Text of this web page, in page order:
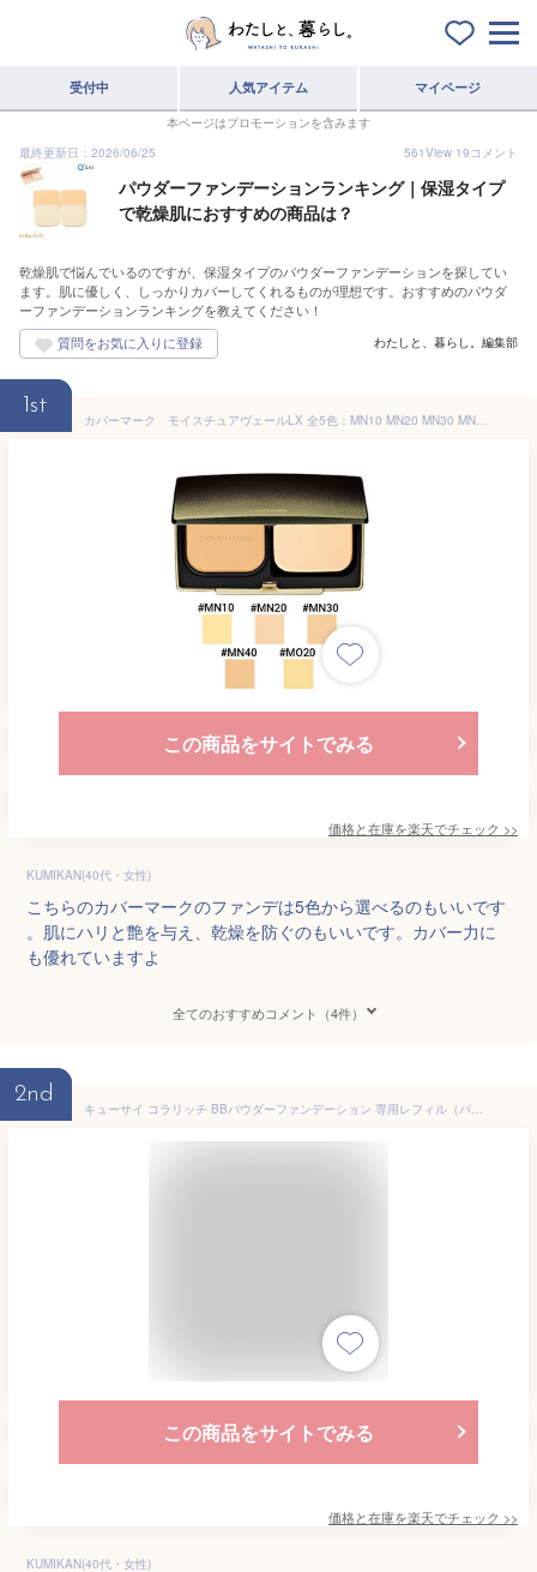
受付中 人気アイテム マイページ
本ページはプロモーションを含みます
最終更新日：2026/06/25
561View 19コメント
パウダーファンデーションランキング｜保湿タイプ
で乾燥肌におすすめの商品は？
乾燥肌で悩んでいるのですが、保湿タイプのパウダーファンデーションを探してい
ます。肌に優しく、しっかりカバーしてくれるものが理想です。おすすめのパウダ
ーファンデーションランキングを教えてください！
わたしと、暮らし。編集部
1st
カバーマーク モイスチュアヴェールLX 全5色：MN10 MN20 MN30 MN40 MO20 詰替用 カバーマークファンデーション パウダーファンデーション COVERMARK(covermark) パウダリーファンデーション 毛穴 カバー力 保湿 皮脂 ツヤ つや うるおい 潤い しっとり 乾燥 紫外線
この商品をサイトでみる
価格と在庫を楽天でチェック >>
KUMIKAN(40代・女性)
こちらのカバーマークのファンデは5色から選べるのもいいです
。肌にハリと艶を与え、乾燥を防ぐのもいいです。カバー力に
も優れていますよ
全てのおすすめコメント（4件）
2nd
キューサイ コラリッチ BBパウダーファンデーション 専用レフィル（パフ付き）2個まとめ買い 普通肌色用のみ オールインワンファンデーション カバー力 フェイス パウダー シミ隠し 化粧品 化粧持ち シミ シワ くすみ 化粧下地 保湿 美肌成分 日焼け止め
この商品をサイトでみる
価格と在庫を楽天でチェック >>
KUMIKAN(40代・女性)